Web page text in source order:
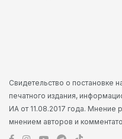
Свидетельство о постановке
печатного издания,
ИА от 11.08.2017 года. Мнение
мнением авторов и